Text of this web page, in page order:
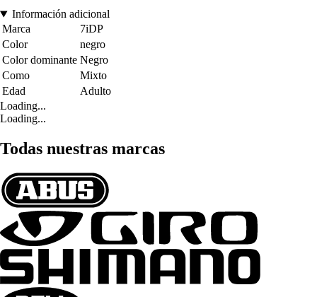
Información adicional
Marca
7iDP
Color
negro
Color dominante Negro
Como
Mixto
Edad
Adulto
Loading...
Loading...
Todas nuestras marcas